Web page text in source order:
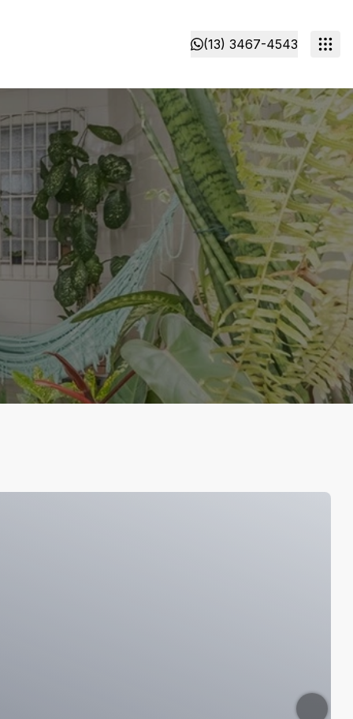
(13) 3467-4543